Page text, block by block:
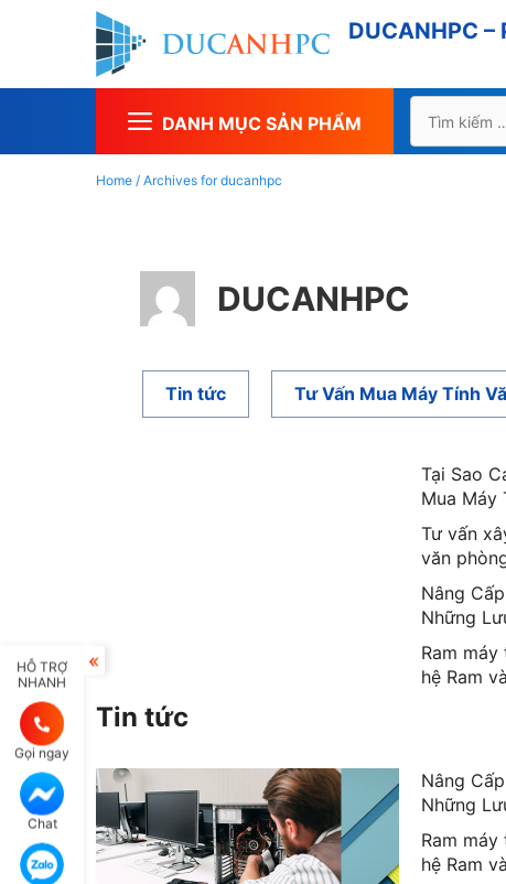
DUCANHPC –
DANH MỤC SẢN PHẨM
Tìm
kiếm
cho:
Home / Archives for ducanhpc
DUCANHPC
Tin tức Tư Vấn Mua Máy Tính
Tại Sao
Mua Máy
Tư vấn
văn
Nâng
Những
Ram
hệ Ram
Tin tức
Nâng
Những
Ram
hệ Ram
HỖ TRỢ
NHANH
Gọi ngay
Chat